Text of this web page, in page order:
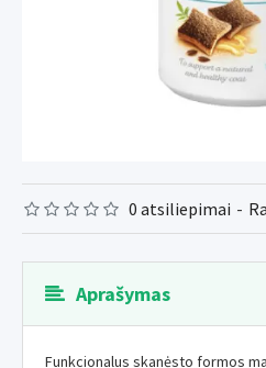
0 atsiliepimai -
Aprašymas
Funkcionalus skanėsto formos